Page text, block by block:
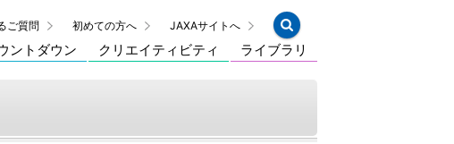
ご質問 初めての方へ JAXAサイトへ
ントダウン クリエイティビティ ライブラリ